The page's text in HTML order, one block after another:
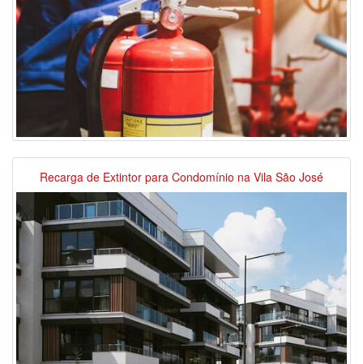
Recarga de Extintor para Condomínio na Vila São José